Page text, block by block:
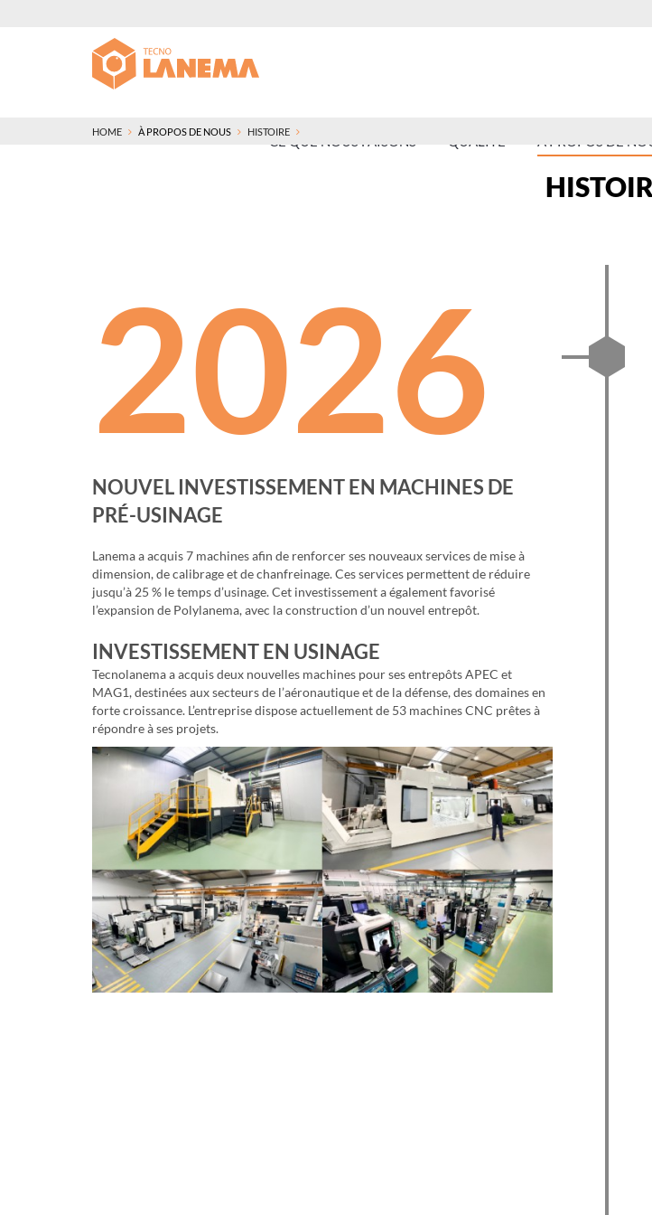
CE QUE NOUS FAISONS
HOME À PROPOS DE NOUS HISTOIRE
2026
NOUVEL INVESTISSEMENT EN MACHINES DE
PRÉ-USINAGE
Lanema a acquis 7 machines afin de renforcer ses nouveaux services de mise à
dimension, de calibrage et de chanfreinage. Ces services permettent de réduire
jusqu’à 25 % le temps d’usinage. Cet investissement a également favorisé
l’expansion de Polylanema, avec la construction d’un nouvel entrepôt.
INVESTISSEMENT EN USINAGE
Tecnolanema a acquis deux nouvelles machines pour ses entrepôts APEC et
MAG1, destinées aux secteurs de l’aéronautique et de la défense, des domaines en
forte croissance. L’entreprise dispose actuellement de 53 machines CNC prêtes à
répondre à ses projets.